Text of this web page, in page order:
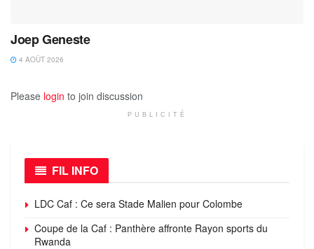
Joep Geneste
4 AOÛT 2026
Please login to join discussion
PUBLICITÉ
FIL INFO
LDC Caf : Ce sera Stade Malien pour Colombe
Coupe de la Caf : Panthère affronte Rayon sports du
Rwanda